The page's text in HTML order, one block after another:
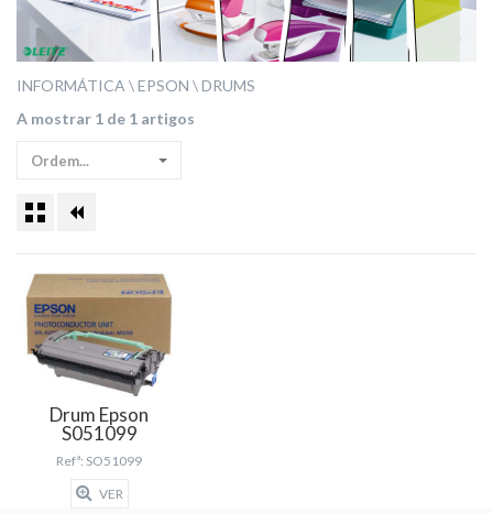
INFORMÁTICA EPSON
DRUMS
A mostrar 1 de 1 artigos
Ordem...
Drum Epson
S051099
Refª: SO51099
VER